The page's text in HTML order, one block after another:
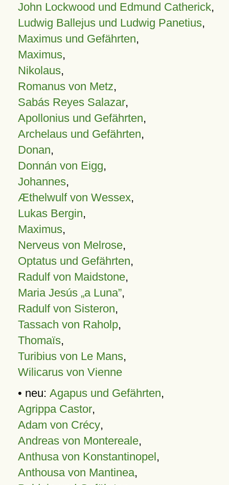
John Lockwood und Edmund Catherick,
Ludwig Ballejus und Ludwig Panetius,
Maximus und Gefährten,
Maximus,
Nikolaus,
Romanus von Metz,
Sabás Reyes Salazar,
Apollonius und Gefährten,
Archelaus und Gefährten,
Donan,
Donnán von Eigg,
Johannes,
Æthelwulf von Wessex,
Lukas Bergin,
Maximus,
Nerveus von Melrose,
Optatus und Gefährten,
Radulf von Maidstone,
Maria Jesús „a Luna”,
Radulf von Sisteron,
Tassach von Raholp,
Thomaïs,
Turibius von Le Mans,
Wilicarus von Vienne
• neu: Agapus und Gefährten,
Agrippa Castor,
Adam von Crécy,
Andreas von Montereale,
Anthusa von Konstantinopel,
Anthousa von Mantinea,